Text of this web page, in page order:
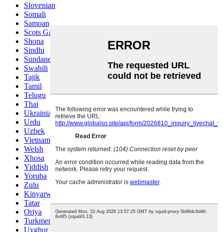
Slovenian
Somali
Samoan
Scots Gaelic
Shona
Sindhi
Sundanese
Swahili
Tajik
Tamil
Telugu
Thai
Ukrainian
Urdu
Uzbek
Vietnamese
Welsh
Xhosa
Yiddish
Yoruba
Zulu
Kinyarwanda
Tatar
Oriya
Turkmen
Uyghur